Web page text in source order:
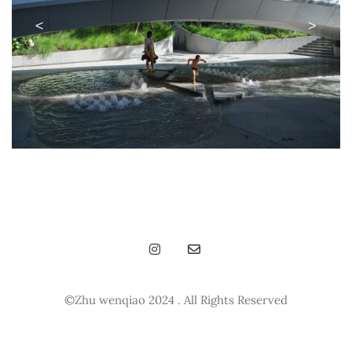
< >
©Zhu wenqiao 2024 . All Rights Reserved